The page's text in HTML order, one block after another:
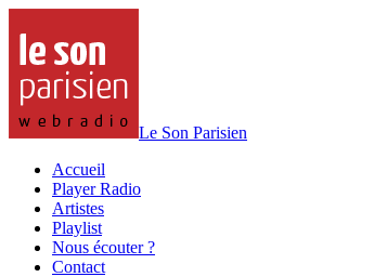
Le Son Parisien
Accueil
Player Radio
Artistes
Playlist
Nous écouter ?
Contact